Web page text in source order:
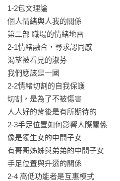
1-2包文理論
個人情緒與人我的關係
第二部 職場的情緒地雷
2-1情緒融合，尋求認同感
渴望被看見的淑芬
我們應該是一國
2-2情緒切割的自我保護
切割，是為了不被傷害
人人好的背後是有所期待的
2-3手足位置如何影響人際關係
像是獨生女的中間子女
有哥哥姊姊與弟弟的中間子女
手足位置與升遷的關係
2-4 高低功能者是互惠模式